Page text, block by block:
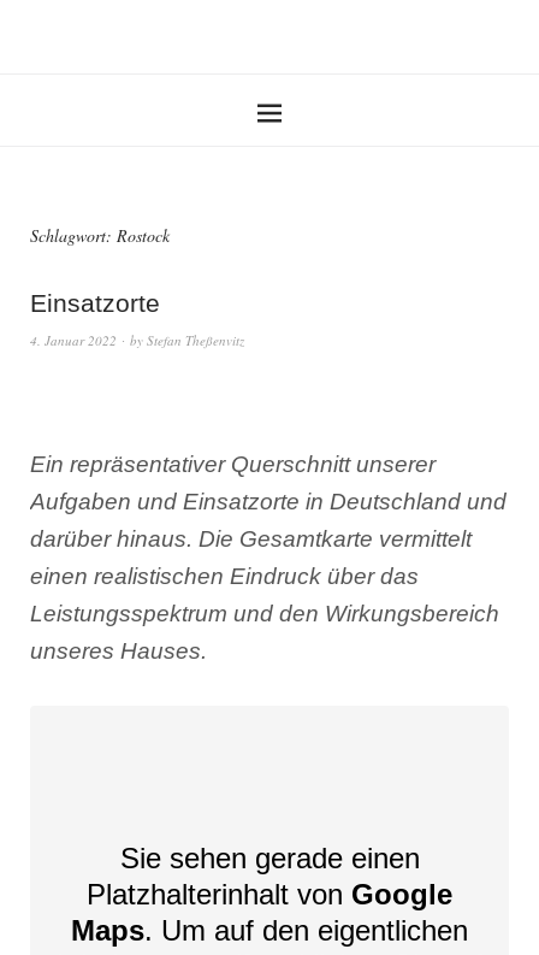
Schlagwort: Rostock
Einsatzorte
4. Januar 2022 by Stefan Theßenvitz
Ein repräsentativer Querschnitt unserer
Aufgaben und Einsatzorte in Deutschland und
darüber hinaus. Die Gesamtkarte vermittelt
einen realistischen Eindruck über das
Leistungsspektrum und den Wirkungsbereich
unseres Hauses.
Sie sehen gerade einen
Platzhalterinhalt von Google
Maps. Um auf den eigentlichen